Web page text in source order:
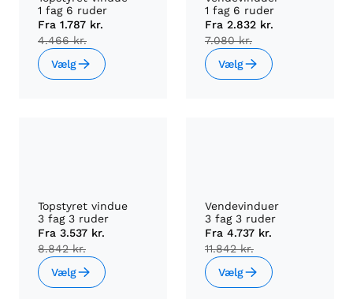
1 fag 6 ruder
Fra 1.787 kr.
4.466 kr.
Vælg
1 fag 6 ruder
Fra 2.832 kr.
7.080 kr.
Vælg
Topstyret vindue
3 fag 3 ruder
Fra 3.537 kr.
8.842 kr.
Vælg
Vendevinduer
3 fag 3 ruder
Fra 4.737 kr.
11.842 kr.
Vælg